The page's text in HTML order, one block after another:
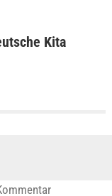
Kita